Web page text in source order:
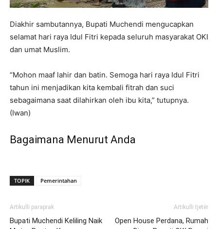
Diakhir sambutannya, Bupati Muchendi mengucapkan
selamat hari raya Idul Fitri kepada seluruh masyarakat OKI
dan umat Muslim.
“Mohon maaf lahir dan batin. Semoga hari raya Idul Fitri
tahun ini menjadikan kita kembali fitrah dan suci
sebagaimana saat dilahirkan oleh ibu kita,” tutupnya.
(Iwan)
Bagaimana Menurut Anda
TOPIK Pemerintahan
Artikulli paraprak
Bupati Muchendi Keliling Naik
Artikulli tjetër
Open House Perdana, Rumah